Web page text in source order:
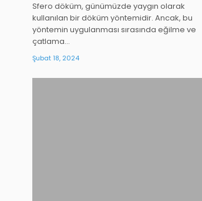
Sfero döküm, günümüzde yaygın olarak
kullanılan bir döküm yöntemidir. Ancak, bu
yöntemin uygulanması sırasında eğilme ve
çatlama…
Şubat 18, 2024